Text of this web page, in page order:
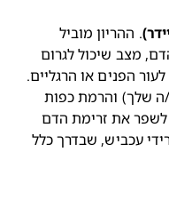
. ההריון מוביל
לשינויים במחזור הדם ולהגדלת נפח הדם, מצב שיכול לגרום
להופעת ורידים אדומים ודקים מתחת לעור הפנים או הרגליים.
פעילות גופנית סדירה (באישור הרופא/ה שלך) והרמת כפות
הרגליים במידת האפשר, יכולים לעזור לשפר את זרימת הדם
ולהפחית את הסיכוי לסבול מהופעת ורידי עכביש, שבדרך כלל